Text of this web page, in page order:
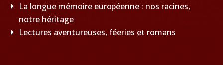
La longue mémoire européenne : nos racines,
notre héritage
Lectures aventureuses, féeries et romans